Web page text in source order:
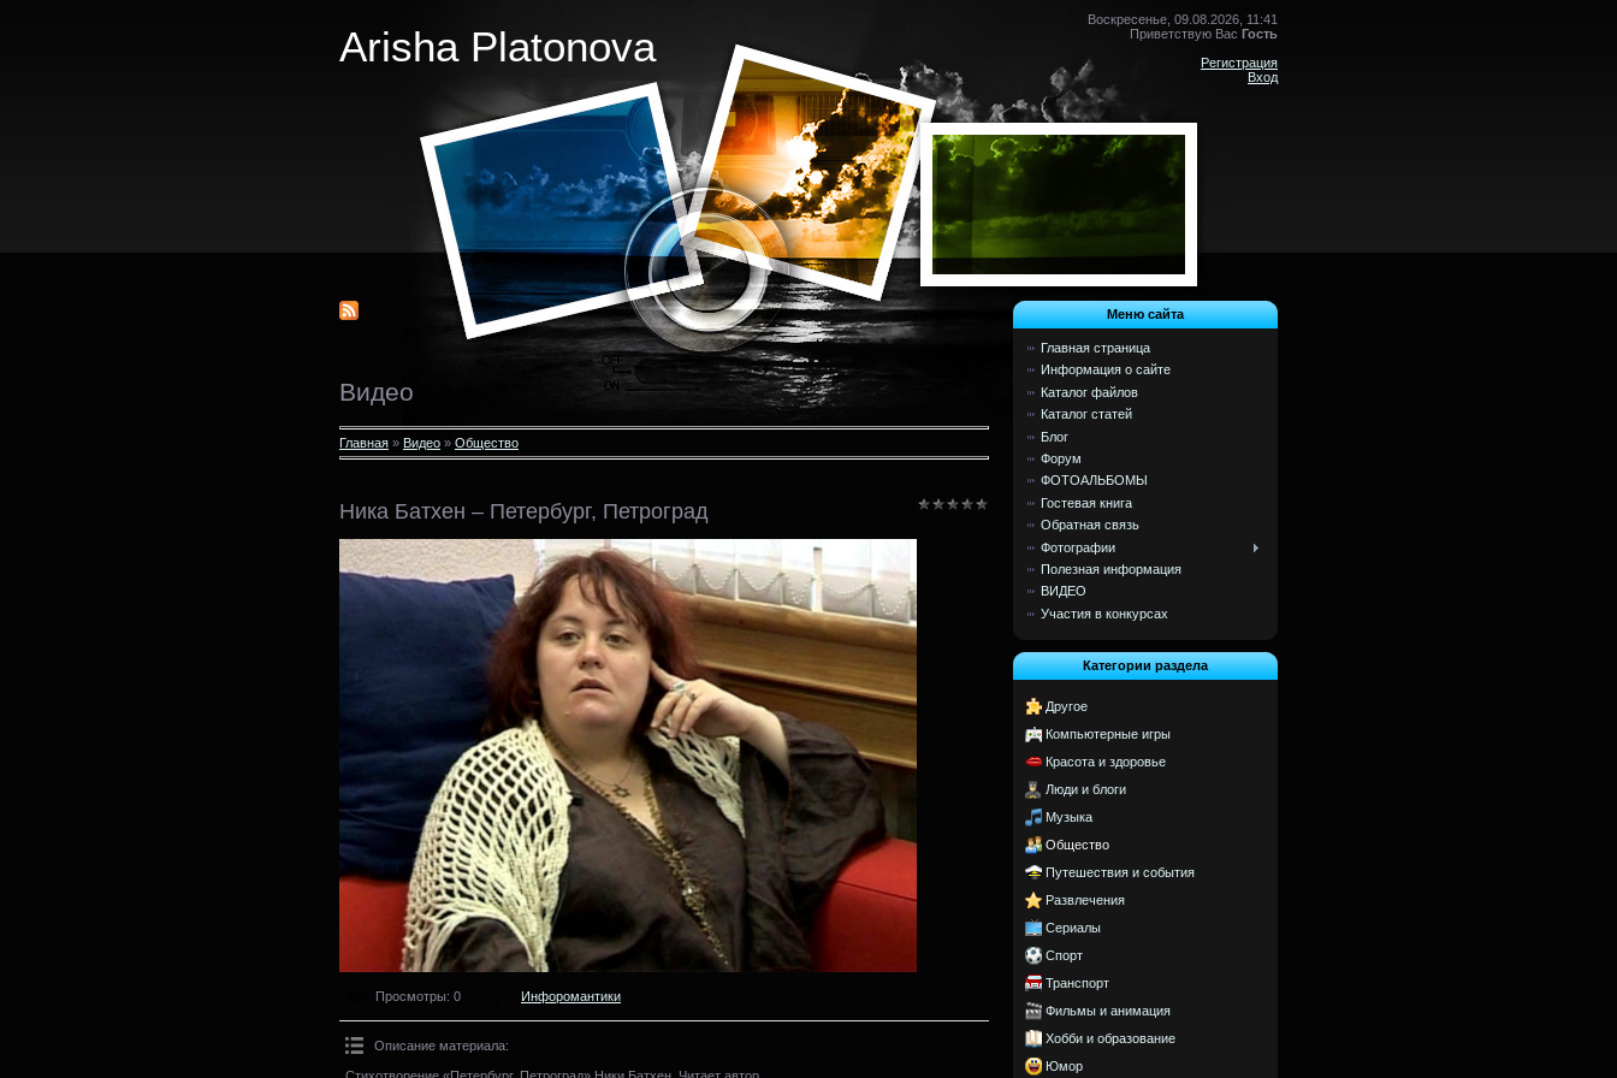
Arisha Platonova
Воскресенье, 09.08.2026, 11:41
Приветствую Вас Гость
Регистрация
Вход
Видео
Главная » Видео » Общество
Ника Батхен – Петербург, Петроград
Просмотры: 0 Инфоромантики
Описание материала:
Стихотворение «Петербург, Петроград» Ники Батхен. Читает автор.
Меню сайта
Главная страница
Информация о сайте
Каталог файлов
Каталог статей
Блог
Форум
ФОТОАЛЬБОМЫ
Гостевая книга
Обратная связь
Фотографии
Полезная информация
ВИДЕО
Участия в конкурсах
Категории раздела
Другое
Компьютерные игры
Красота и здоровье
Люди и блоги
Музыка
Общество
Путешествия и события
Развлечения
Сериалы
Спорт
Транспорт
Фильмы и анимация
Хобби и образование
Юмор